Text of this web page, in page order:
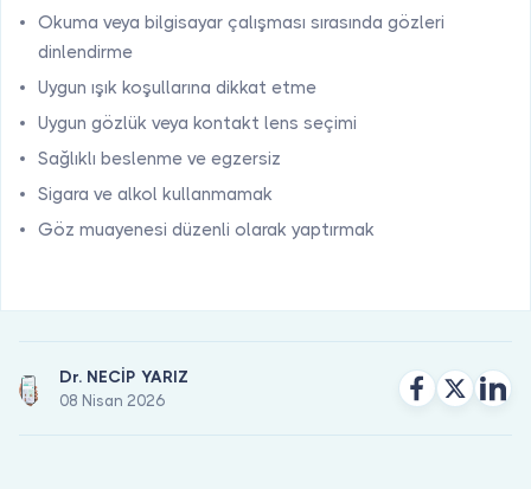
Okuma veya bilgisayar çalışması sırasında gözleri
dinlendirme
Uygun ışık koşullarına dikkat etme
Uygun gözlük veya kontakt lens seçimi
Sağlıklı beslenme ve egzersiz
Sigara ve alkol kullanmamak
Göz muayenesi düzenli olarak yaptırmak
Dr. NECİP YARIZ
08 Nisan 2026